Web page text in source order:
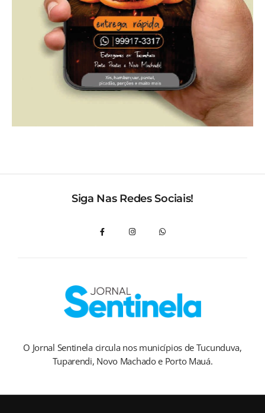
Siga Nas Redes Sociais!
O Jornal Sentinela circula nos municípios de Tucunduva,
Tuparendi, Novo Machado e Porto Mauá.